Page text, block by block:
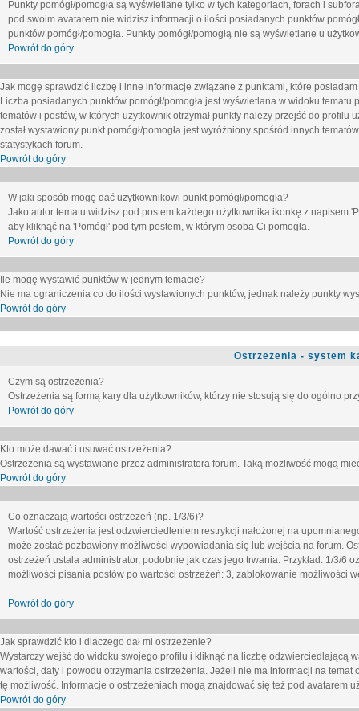
Punkty pomógł/pomogła są wyświetlane tylko w tych kategoriach, forach i
pod swoim avatarem nie widzisz informacji o ilości posiadanych punktów
punktów pomógł/pomogła. Punkty pomógł/pomogłą nie są wyświetlane u
Powrót do góry
Jak mogę sprawdzić liczbę i inne informacje związane z punktami, które
Liczba posiadanych punktów pomógł/pomogła jest wyświetlana w widoku
tematów i postów, w których użytkownik otrzymał punkty należy przejść do
został wystawiony punkt pomógł/pomogła jest wyróżniony spośród innych
statystykach forum.
Powrót do góry
W jaki sposób mogę dać użytkownikowi punkt pomógł/pomogła?
Jako autor tematu widzisz pod postem każdego użytkownika ikonkę z napisem
aby kliknąć na 'Pomógł' pod tym postem, w którym osoba Ci pomogła.
Powrót do góry
Ile mogę wystawić punktów w jednym temacie?
Nie ma ograniczenia co do ilości wystawionych punktów, jednak należy punkty
Powrót do góry
Ostrzeżenia - system
Czym są ostrzeżenia?
Ostrzeżenia są formą kary dla użytkowników, którzy nie stosują się do ogólno
Powrót do góry
Kto może dawać i usuwać ostrzeżenia?
Ostrzeżenia są wystawiane przez administratora forum. Taką możliwość mogą
Powrót do góry
Co oznaczają wartości ostrzeżeń (np. 1/3/6)?
Wartość ostrzeżenia jest odzwierciedleniem restrykcji nałożonej na
może zostać pozbawiony możliwości wypowiadania się lub wejścia na forum.
ostrzeżeń ustala administrator, podobnie jak czas jego trwania. Przykład: 1/3/6
możliwości pisania postów po wartości ostrzeżeń: 3, zablokowanie możliwości
Powrót do góry
Jak sprawdzić kto i dlaczego dał mi ostrzeżenie?
Wystarczy wejść do widoku swojego profilu i kliknąć na liczbę odzwierciedlającą
wartości, daty i powodu otrzymania ostrzeżenia. Jeżeli nie ma informacji na temat
tę możliwość. Informacje o ostrzeżeniach mogą znajdować się też pod avatarem
Powrót do góry